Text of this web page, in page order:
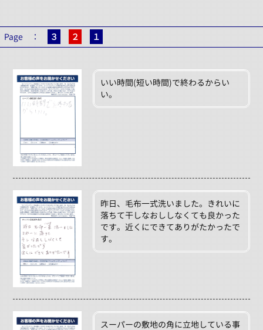
Page ： ３ ２ １
いい時間(短い時間)で終わるからい
い。
昨日、毛布一式洗いました。きれいに
落ちて干しなおししなくても良かった
です。近くにできてありがたかったで
す。
スーパーの敷地の角に立地している事